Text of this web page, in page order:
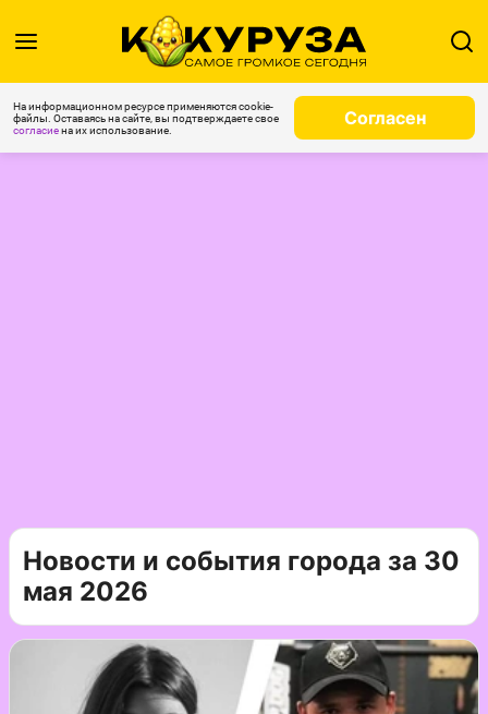
На информационном ресурсе применяются cookie-
файлы. Оставаясь на сайте, вы подтверждаете свое
согласиена их использование.
Согласен
Новости и события города за 30
мая 2026